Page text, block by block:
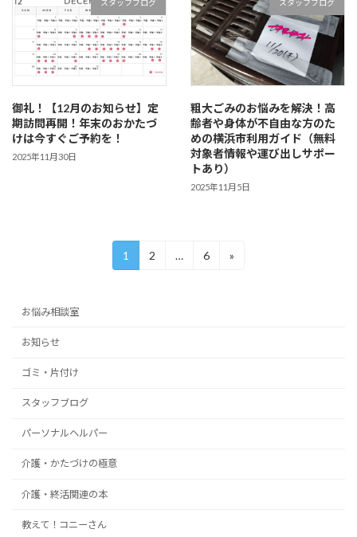
スタッフブログ
御礼！【12月のお知らせ】定
期訪問再開！年末のおかたづ
けは今すぐご予約を！
2025年11月30日
スタッフブログ
粗大ごみのお悩みを解決！高
齢者や身体が不自由な方のた
めの横浜市利用ガイド（無料
対象者情報や運び出しサポー
トあり）
2025年11月5日
の
ペ
ー
り
固
定
1
固
2 …
固
6 »
お悩み相談室
お知らせ
ゴミ・片付け
スタッフブログ
パーソナルヘルパー
介護・かたづけの極意
介護・終活関連の本
教えて！コニーさん